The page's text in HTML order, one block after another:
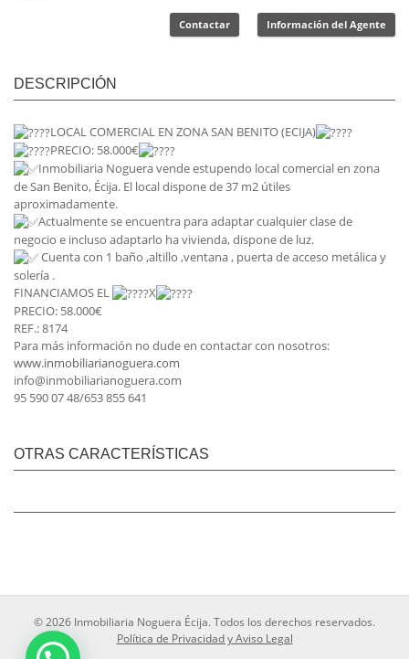
Información del Agente
Contactar
DESCRIPCIÓN
LOCAL COMERCIAL EN ZONA SAN BENITO (ECIJA)
PRECIO: 58.000€
Inmobiliaria Noguera vende estupendo local comercial en zona
de San Benito, Écija. El local dispone de 37 m2 útiles
aproximadamente.
Actualmente se encuentra para adaptar cualquier clase de
negocio e incluso adaptarlo ha vivienda, dispone de luz.
Cuenta con 1 baño ,altillo ,ventana , puerta de acceso metálica y
solería .
FINANCIAMOS EL
X
PRECIO: 58.000€
REF.: 8174
Para más información no dude en contactar con nosotros:
www.inmobiliarianoguera.com
info@inmobiliarianoguera.com
95 590 07 48/653 855 641
OTRAS CARACTERÍSTICAS
© 2026 Inmobiliaria Noguera Écija. Todos los derechos reservados.
Política de Privacidad y Aviso Legal